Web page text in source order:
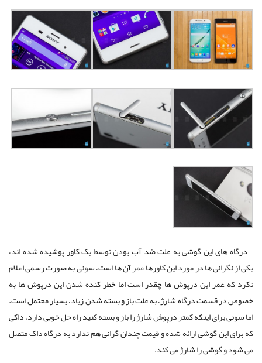
درگاه های این گوشی به علت ضد آب بودن توسط یک کاور پوشیده شده اند،
یکی از نگرانی ها در مورد این کاورها عمر آن ها است، سونی به صورت رسمی اعلام
نکرد که عمر این درپوش ها چقدر است اما خطر کنده شدن این درپوش ها به
خصوص در قسمت درگاه شارژ، به علت باز و بسته شدن زیاد، بسیار محتمل است.
اما سونی برای اینکه کمتر درپوش شارژ را باز و بسته کنید راه حل خوبی دارد، داکی
که برای این گوشی ارائه شده و قیمت چندان گرانی هم ندارد به درگاه داک متصل
می شود و گوشی را شارژ می کند.